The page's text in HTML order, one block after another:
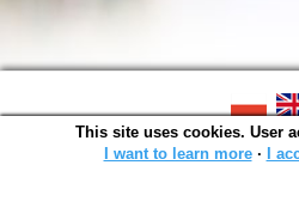
SOWA OPAC v. 6.11.10
Generated in
This site uses cookies. User
I want to learn more∙ I